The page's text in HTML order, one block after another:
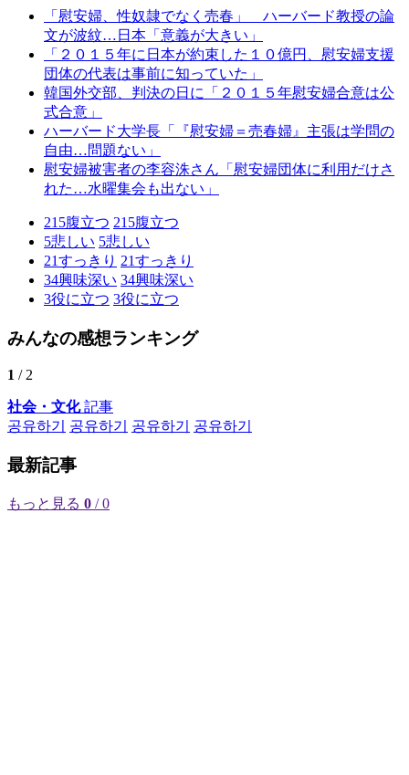
「慰安婦、性奴隷でなく売春」 ハーバード教授の論
文が波紋…日本「意義が大きい」
「２０１５年に日本が約束した１０億円、慰安婦支援
団体の代表は事前に知っていた」
韓国外交部、判決の日に「２０１５年慰安婦合意は公
式合意」
ハーバード大学長「『慰安婦＝売春婦』主張は学問の
自由…問題ない」
慰安婦被害者の李容洙さん「慰安婦団体に利用だけさ
れた…水曜集会も出ない」
215腹立つ 215腹立つ
5悲しい 5悲しい
21すっきり 21すっきり
34興味深い 34興味深い
3役に立つ 3役に立つ
みんなの感想ランキング
1 / 2
社会・文化記事
공유하기
공유하기 공유하기 공유하기
最新記事
もっと見る 0 / 0